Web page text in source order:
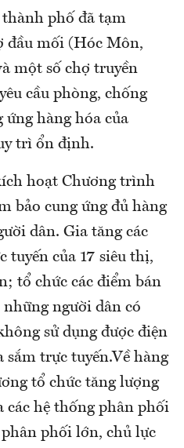
thành phố đã tạm
đầu mối (Hóc Môn,
một số chợ truyền
cầu phòng, chống
hàng hóa của
trì ổn định.
hoạt Chương trình
bảo cung ứng đủ hàng
dân. Gia tăng các
tuyến của 17 siêu thị,
tổ chức các điểm bán
người dân có
sử dụng được điện
sắm trực tuyến.Về hàng
tổ chức tăng lượng
các hệ thống phân phối
phối lớn, chủ lực